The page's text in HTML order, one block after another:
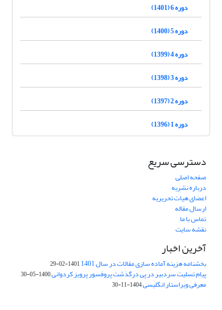
دوره 6 (1401)
دوره 5 (1400)
دوره 4 (1399)
دوره 3 (1398)
دوره 2 (1397)
دوره 1 (1396)
دسترسی سریع
صفحه اصلی
درباره نشریه
اعضای هیات تحریریه
ارسال مقاله
تماس با ما
نقشه سایت
آخرین اخبار
بخشنامه هزینه آماده سازی مقالات در سال 1401 1401-02-29
پیام تسلیت سردبیر در پی درگذشت پروفسور پرویز کردوانی1400-05-30
معرفی ویراستار انگلیسی1404-11-30